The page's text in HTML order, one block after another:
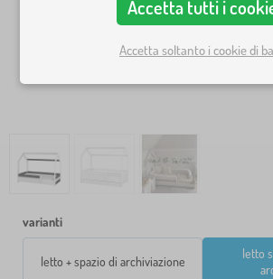
varianti
letto + spazio di archiviazione
letto
Accetta tutti i
Accetta soltanto i cookie di